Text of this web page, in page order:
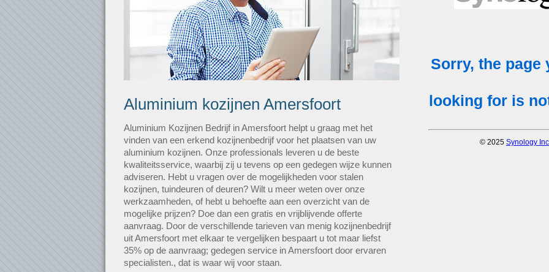
Aluminium kozijnen Amersfoort
Aluminium Kozijnen Bedrijf in Amersfoort helpt u graag met het
vinden van een erkend kozijnenbedrijf voor het plaatsen van uw
aluminium kozijnen. Onze professionals leveren u de beste
kwaliteitsservice, waarbij zij u tevens op een gedegen wijze kunnen
adviseren. Hebt u vragen over de mogelijkheden voor stalen
kozijnen, tuindeuren of deuren? Wilt u meer weten over onze
werkzaamheden, of hebt u behoefte aan een overzicht van de
mogelijke prijzen? Doe dan een gratis en vrijblijvende offerte
aanvraag. Door de verschillende tarieven van menig kozijnenbedrijf
uit Amersfoort met elkaar te vergelijken bespaart u tot maar liefst
35% op de aanvraag; gedegen service in Amersfoort door ervaren
specialisten., dat is waar wij voor staan.